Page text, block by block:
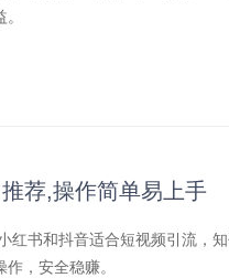
荐,操作简单易上手
红书和抖音适合短视频引流，
，安全稳赚。